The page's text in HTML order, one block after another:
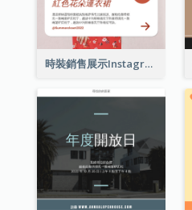
時裝銷售展示Instagram帖子